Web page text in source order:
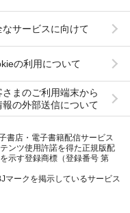
なサービスに向けて
の利用について
さまのご利用端末から
報の外部送信について
書店・電子書籍配信サービス
ンツ使用許諾を得た正規版配
示す登録商標（登録番号 第
マークを掲示しているサービス